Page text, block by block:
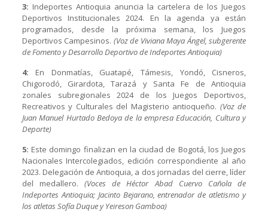
3: Indeportes Antioquia anuncia la cartelera de los Juegos
Deportivos Institucionales 2024. En la agenda ya están
programados, desde la próxima semana, los Juegos
Deportivos Campesinos. (Voz de Viviana Maya Ángel, subgerente
de Fomento y Desarrollo Deportivo de Indeportes Antioquia)
4: En Donmatías, Guatapé, Támesis, Yondó, Cisneros,
Chigorodó, Girardota, Tarazá y Santa Fe de Antioquia
zonales subregionales 2024 de los Juegos Deportivos,
Recreativos y Culturales del Magisterio antioqueño. (Voz de
Juan Manuel Hurtado Bedoya de la empresa Educación, Cultura y
Deporte)
5: Este domingo finalizan en la ciudad de Bogotá, los Juegos
Nacionales Intercolegiados, edición correspondiente al año
2023. Delegación de Antioquia, a dos jornadas del cierre, líder
del medallero.(Voces de Héctor Abad Cuervo Cañola de
Indeportes Antioquia; Jacinto Bejarano, entrenador de atletismo y
los atletas Sofía Duque y Yeireson Gamboa)